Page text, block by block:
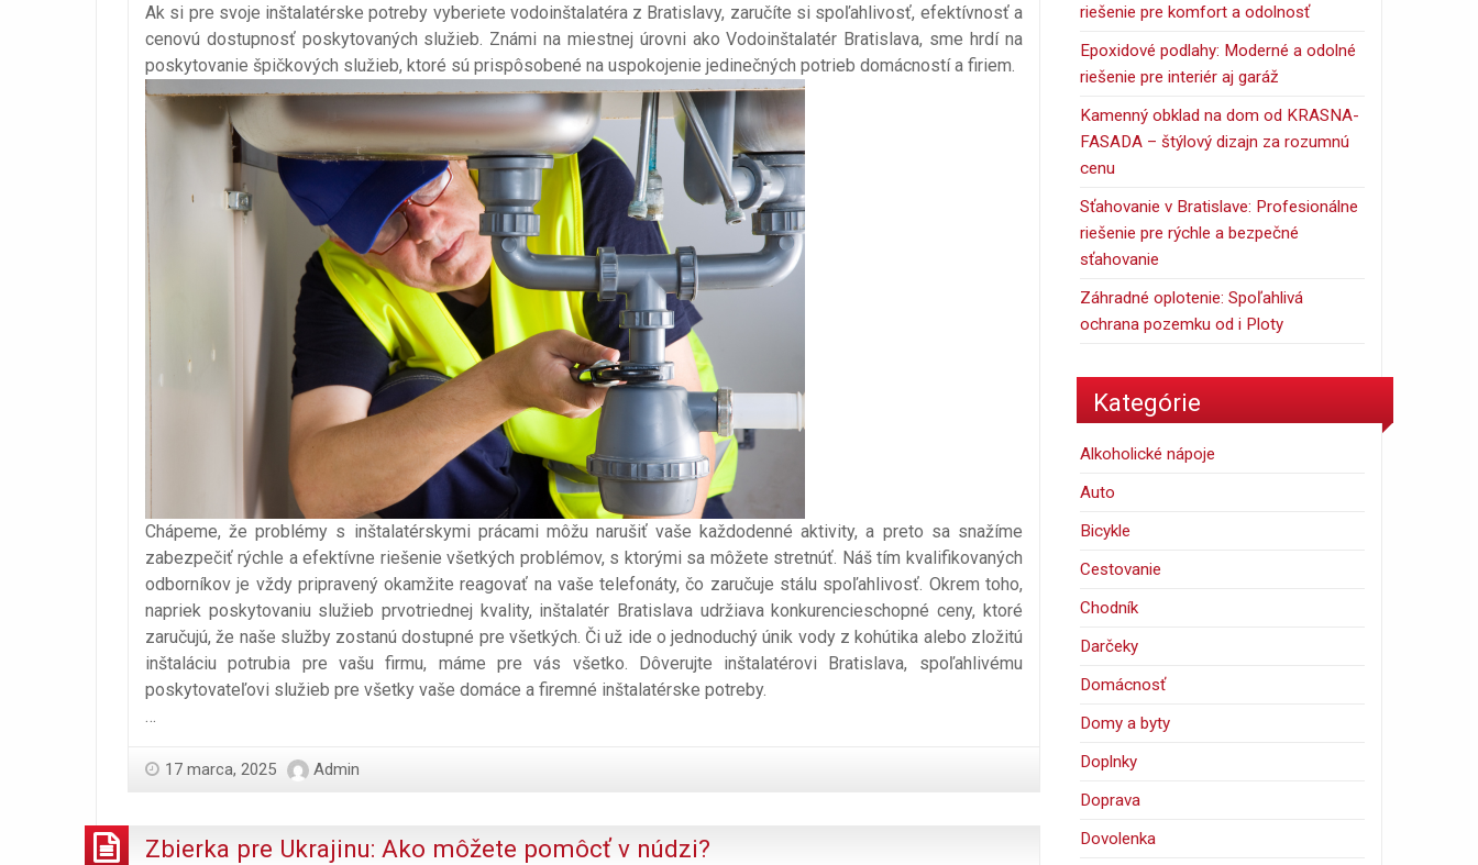
Ak si pre svoje inštalatérske potreby vyberiete vodoinštalatéra z Bratislavy, zaručíte si spoľahlivosť, efektívnosť a
cenovú dostupnosť poskytovaných služieb. Známi na miestnej úrovni ako Vodoinštalatér Bratislava, sme hrdí na
poskytovanie špičkových služieb, ktoré sú prispôsobené na uspokojenie jedinečných potrieb domácností a firiem.
Chápeme, že problémy s inštalatérskymi prácami môžu narušiť vaše každodenné aktivity, a preto sa snažíme
zabezpečiť rýchle a efektívne riešenie všetkých problémov, s ktorými sa môžete stretnúť. Náš tím kvalifikovaných
odborníkov je vždy pripravený okamžite reagovať na vaše telefonáty, čo zaručuje stálu spoľahlivosť. Okrem toho,
napriek poskytovaniu služieb prvotriednej kvality, inštalatér Bratislava udržiava konkurencieschopné ceny, ktoré
zaručujú, že naše služby zostanú dostupné pre všetkých. Či už ide o jednoduchý únik vody z kohútika alebo zložitú
inštaláciu potrubia pre vašu firmu, máme pre vás všetko. Dôverujte inštalatérovi Bratislava, spoľahlivému
poskytovateľovi služieb pre všetky vaše domáce a firemné inštalatérske potreby.
17 marca, 2025 Admin
Zbierka pre Ukrajinu: Ako môžete pomôcť v núdzi?
riešenie pre komfort a odolnosť
Epoxidové podlahy: Moderné a odolné
riešenie pre interiér aj garáž
Kamenný obklad na dom od KRASNA-
FASADA – štýlový dizajn za rozumnú
cenu
Sťahovanie v Bratislave: Profesionálne
riešenie pre rýchle a bezpečné
sťahovanie
Záhradné oplotenie: Spoľahlivá
ochrana pozemku od i Ploty
Kategórie
Alkoholické nápoje
Auto
Bicykle
Cestovanie
Chodník
Darčeky
Domácnosť
Domy a byty
Doplnky
Doprava
Dovolenka